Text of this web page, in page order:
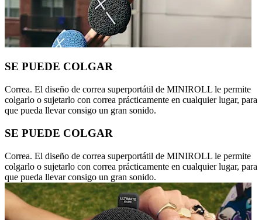
SE PUEDE COLGAR
Correa. El diseño de correa superportátil de MINIROLL le permite
colgarlo o sujetarlo con correa prácticamente en cualquier lugar, para
que pueda llevar consigo un gran sonido.
SE PUEDE COLGAR
Correa. El diseño de correa superportátil de MINIROLL le permite
colgarlo o sujetarlo con correa prácticamente en cualquier lugar, para
que pueda llevar consigo un gran sonido.